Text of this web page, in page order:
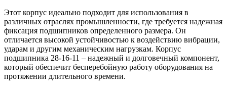
Этот корпус идеально подходит для использования в
различных отраслях промышленности, где требуется надежная
фиксация подшипников определенного размера. Он
отличается высокой устойчивостью к воздействию вибрации,
ударам и другим механическим нагрузкам. Корпус
подшипника 28-16-11 – надежный и долговечный компонент,
который обеспечит бесперебойную работу оборудования на
протяжении длительного времени.